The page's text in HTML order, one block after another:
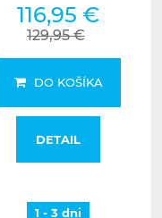
116,95 €
129,95 €
DO KOŠÍKA
DETAIL
1 - 3 dni